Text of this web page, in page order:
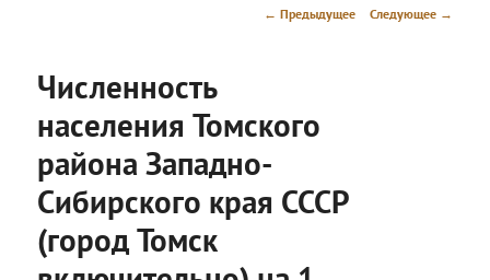
Навигация
← Предыдущее Следующее →
Численность
населения Томского
района Западно-
Сибирского края СССР
(город Томск